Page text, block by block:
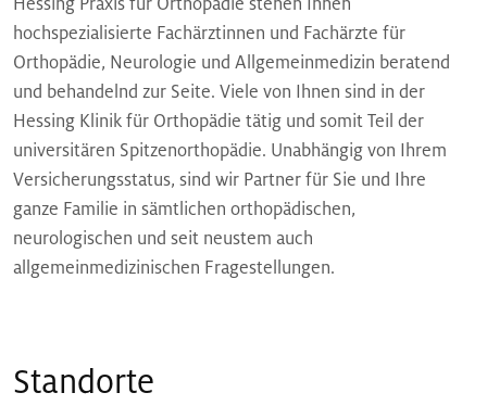
Hessing Praxis für Orthopädie stehen Ihnen
hochspezialisierte Fachärztinnen und Fachärzte für
Orthopädie, Neurologie und Allgemeinmedizin beratend
und behandelnd zur Seite. Viele von Ihnen sind in der
Hessing Klinik für Orthopädie tätig und somit Teil der
universitären Spitzenorthopädie. Unabhängig von Ihrem
Versicherungsstatus, sind wir Partner für Sie und Ihre
ganze Familie in sämtlichen orthopädischen,
neurologischen und seit neustem auch
allgemeinmedizinischen Fragestellungen.
Standorte